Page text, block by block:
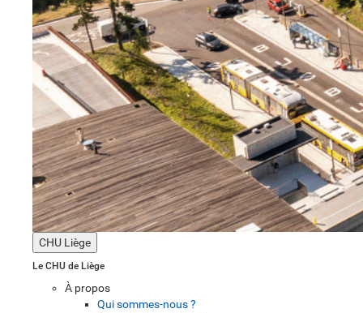
CHU Liège
Le CHU de Liège
À propos
Qui sommes-nous ?